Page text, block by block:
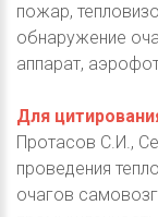
пожар,
обнаружение
аппарат,
Для
Протасов С.И.,
проведения
очагов